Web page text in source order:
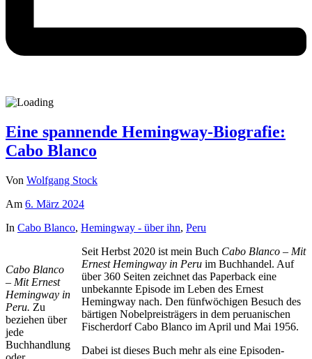
Eine spannende Hemingway-Biografie:
Cabo Blanco
Von Wolfgang Stock
Am 6. März 2024
In Cabo Blanco, Hemingway - über ihn, Peru
Cabo Blanco
– Mit Ernest
Hemingway in
Peru. Zu
beziehen über
jede
Buchhandlung
Seit Herbst 2020 ist mein Buch Cabo Blanco – Mit
Ernest Hemingway in Peru im Buchhandel. Auf
über 360 Seiten zeichnet das Paperback eine
unbekannte Episode im Leben des Ernest
Hemingway nach. Den fünfwöchigen Besuch des
bärtigen Nobelpreisträgers in dem peruanischen
Fischerdorf Cabo Blanco im April und Mai 1956.
Dabei ist dieses Buch mehr als eine Episoden-